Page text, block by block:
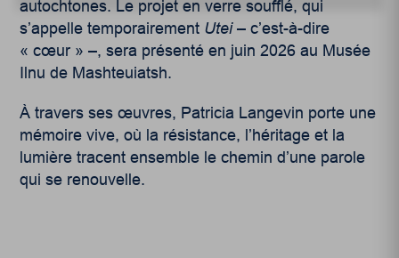
autochtones. Le projet en verre soufflé, qui
s’appelle temporairement Utei– c’est-à-dire
« cœur » –, sera présenté en juin 2026 au Musée
Ilnu de Mashteuiatsh.
À travers ses œuvres, Patricia Langevin porte une
mémoire vive, où la résistance, l’héritage et la
lumière tracent ensemble le chemin d’une parole
qui se renouvelle.